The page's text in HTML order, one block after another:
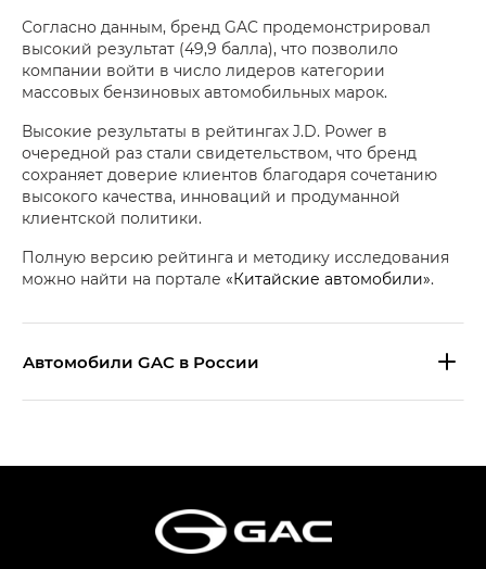
Согласно данным, бренд GAC продемонстрировал
высокий результат (49,9 балла), что позволило
компании войти в число лидеров категории
массовых бензиновых автомобильных марок.
Высокие результаты в рейтингах J.D. Power в
очередной раз стали свидетельством, что бренд
сохраняет доверие клиентов благодаря сочетанию
высокого качества, инноваций и продуманной
клиентской политики.
Полную версию рейтинга и методику исследования
можно найти на портале «Китайские автомобили».
Aвтомобили GAC в России
Эс Икс ПРЕМИУМ — SX PREMIUM
S7 — Эс 7 (S7) в комплектациях
Эс Икс ПРЕМИУМ — SX PREMIUM, Эс Тэ — ST